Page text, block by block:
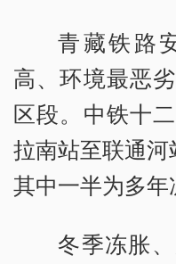
青藏铁路
高、环境最恶
区段。中铁十
拉南站至联通河
其中一半为多年
冬季冻胀